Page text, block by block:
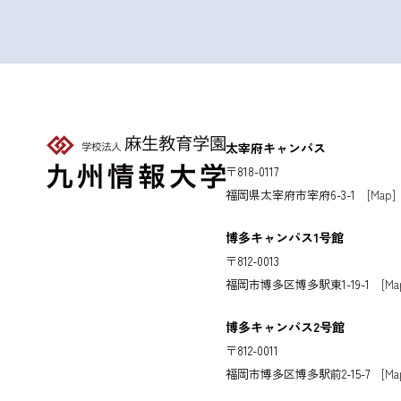
太宰府キャンパス
〒818-0117
福岡県太宰府市宰府6-3-1 [Map]
博多キャンパス1号館
〒812-0013
福岡市博多区博多駅東1-19-1
博多キャンパス2号館
〒812-0011
福岡市博多区博多駅前2-15-7